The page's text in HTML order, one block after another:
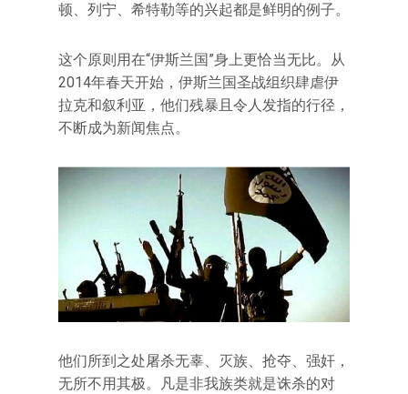
顿、列宁、希特勒等的兴起都是鲜明的例子。
这个原则用在“伊斯兰国”身上更恰当无比。从
2014年春天开始，伊斯兰国圣战组织肆虐伊
拉克和叙利亚，他们残暴且令人发指的行径，
不断成为新闻焦点。
他们所到之处屠杀无辜、灭族、抢夺、强奸，
无所不用其极。凡是非我族类就是诛杀的对